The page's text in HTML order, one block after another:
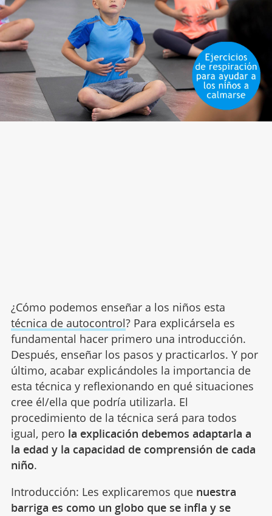
¿Cómo podemos enseñar a los niños esta
técnica de autocontrol? Para explicársela es
fundamental hacer primero una introducción.
Después, enseñar los pasos y practicarlos. Y por
último, acabar explicándoles la importancia de
esta técnica y reflexionando en qué situaciones
cree él/ella que podría utilizarla. El
procedimiento de la técnica será para todos
igual, pero la explicación debemos adaptarla a
la edad y la capacidad de comprensión de cada
niño.
Introducción: Les explicaremos que nuestra
barriga es como un globo que se infla y se